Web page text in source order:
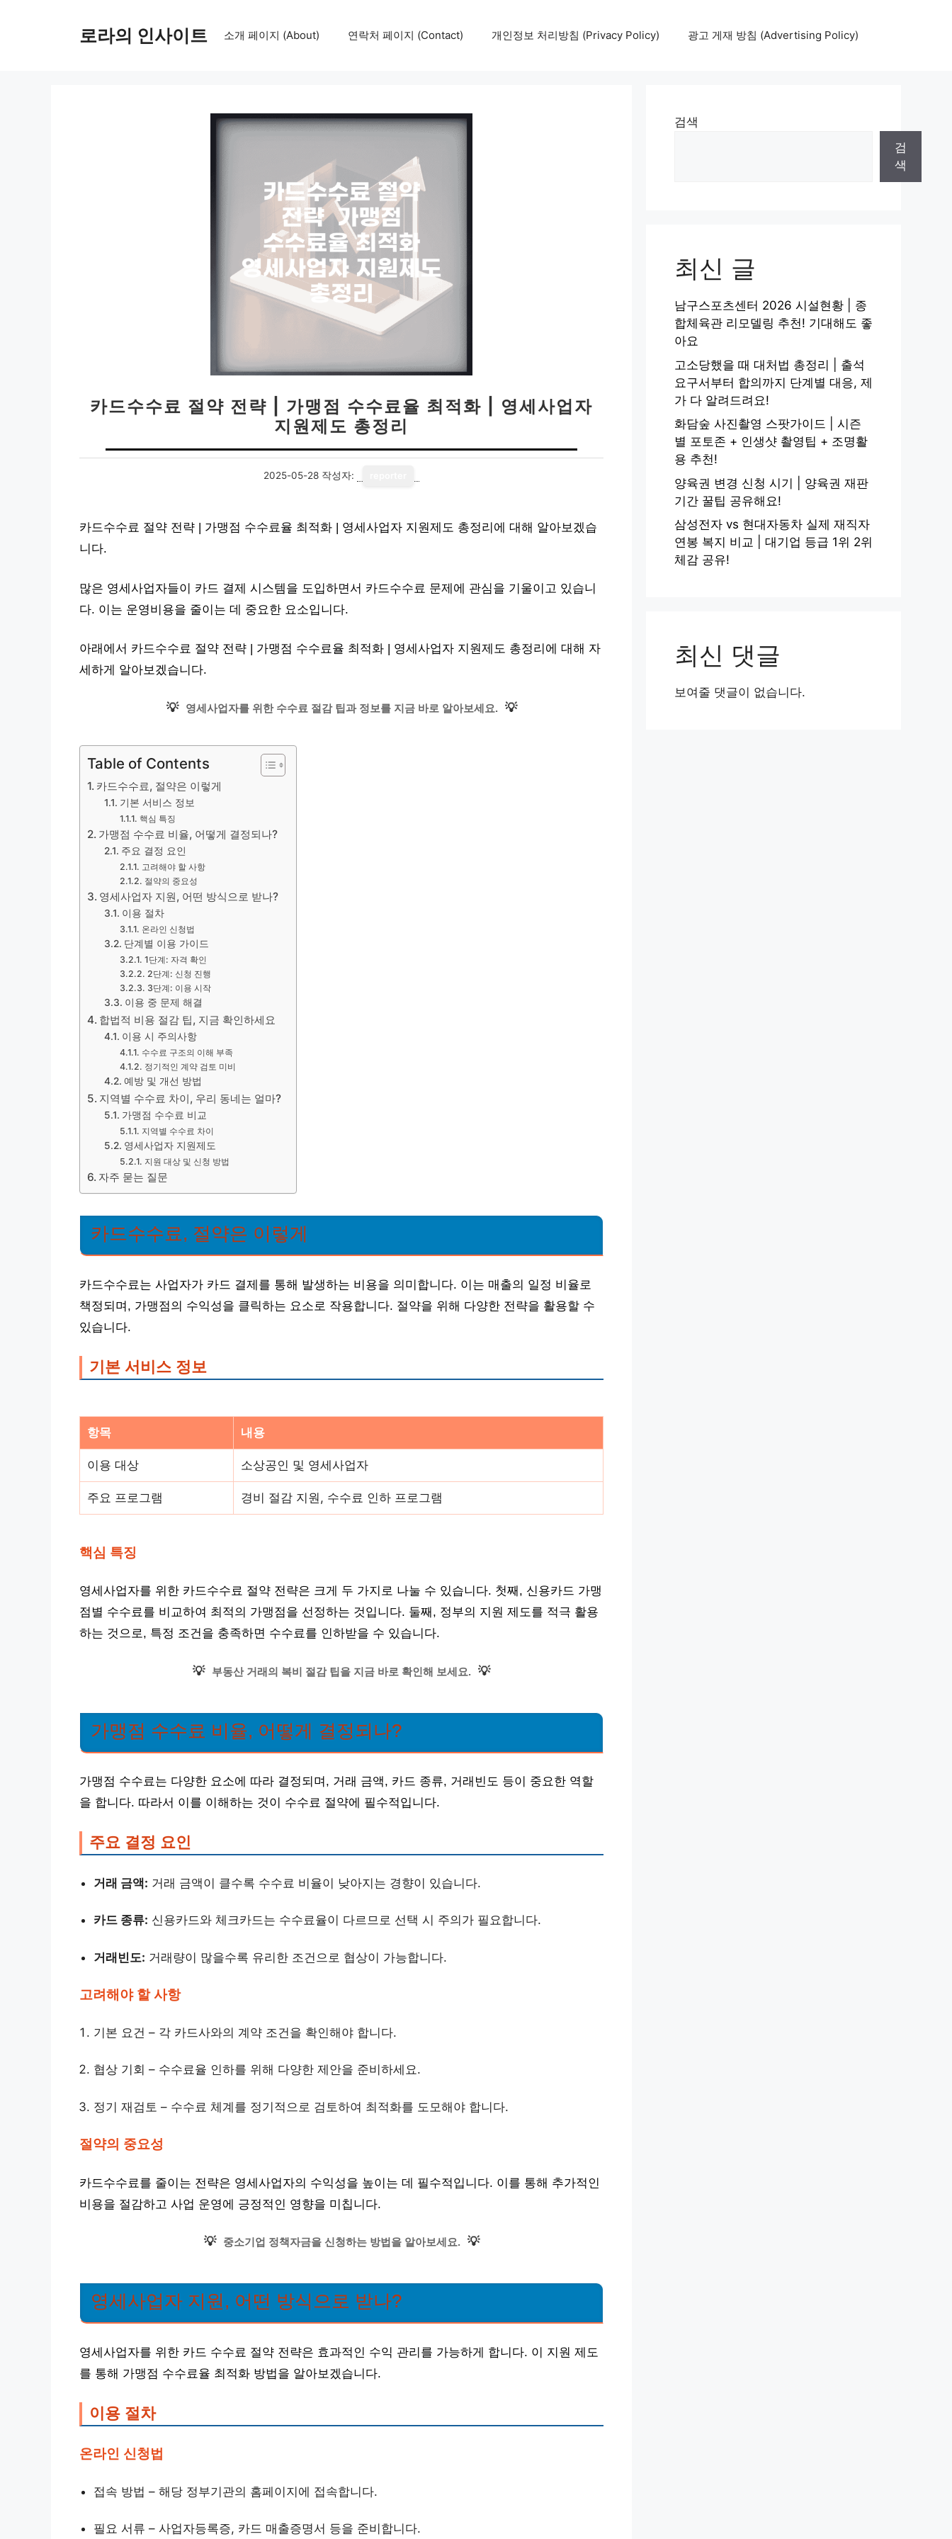
로라의 인사이트 소개 페이지 (About) 연락처 페이지 (Contact) 개인정보 처리방침 (Privacy Policy) 광고 게재 방침 (Advertising Policy)
카드수수료 절약 전략 | 가맹점 수수료율 최적화 | 영세사업자
지원제도 총정리
2025-05-28 작성자:
카드수수료 절약 전략 | 가맹점 수수료율 최적화 | 영세사업자 지원제도 총정리에 대해 알아보겠습
니다.
많은 영세사업자들이 카드 결제 시스템을 도입하면서 카드수수료 문제에 관심을 기울이고 있습니
다. 이는 운영비용을 줄이는 데 중요한 요소입니다.
아래에서 카드수수료 절약 전략 | 가맹점 수수료율 최적화 | 영세사업자 지원제도 총정리에 대해 자
세하게 알아보겠습니다.
💡 영세사업자를 위한 수수료 절감 팁과 정보를 지금 바로 알아보세요. 💡
Table of Contents
카드수수료, 절약은 이렇게
기본 서비스 정보
핵심 특징
가맹점 수수료 비율, 어떻게 결정되나?
주요 결정 요인
고려해야 할 사항
절약의 중요성
영세사업자 지원, 어떤 방식으로 받나?
이용 절차
온라인 신청법
단계별 이용 가이드
1단계: 자격 확인
2단계: 신청 진행
3단계: 이용 시작
이용 중 문제 해결
합법적 비용 절감 팁, 지금 확인하세요
이용 시 주의사항
수수료 구조의 이해 부족
정기적인 계약 검토 미비
예방 및 개선 방법
지역별 수수료 차이, 우리 동네는 얼마?
가맹점 수수료 비교
지역별 수수료 차이
영세사업자 지원제도
지원 대상 및 신청 방법
자주 묻는 질문
카드수수료, 절약은 이렇게
카드수수료는 사업자가 카드 결제를 통해 발생하는 비용을 의미합니다. 이는 매출의 일정 비율로
책정되며, 가맹점의 수익성을 클릭하는 요소로 작용합니다. 절약을 위해 다양한 전략을 활용할 수
있습니다.
기본 서비스 정보
항목 내용
이용 대상 소상공인 및 영세사업자
주요 프로그램 경비 절감 지원, 수수료 인하 프로그램
핵심 특징
영세사업자를 위한 카드수수료 절약 전략은 크게 두 가지로 나눌 수 있습니다. 첫째, 신용카드 가맹
점별 수수료를 비교하여 최적의 가맹점을 선정하는 것입니다. 둘째, 정부의 지원 제도를 적극 활용
하는 것으로, 특정 조건을 충족하면 수수료를 인하받을 수 있습니다.
💡 부동산 거래의 복비 절감 팁을 지금 바로 확인해 보세요. 💡
가맹점 수수료 비율, 어떻게 결정되나?
가맹점 수수료는 다양한 요소에 따라 결정되며, 거래 금액, 카드 종류, 거래빈도 등이 중요한 역할
을 합니다. 따라서 이를 이해하는 것이 수수료 절약에 필수적입니다.
주요 결정 요인
거래 금액: 거래 금액이 클수록 수수료 비율이 낮아지는 경향이 있습니다.
카드 종류: 신용카드와 체크카드는 수수료율이 다르므로 선택 시 주의가 필요합니다.
거래빈도: 거래량이 많을수록 유리한 조건으로 협상이 가능합니다.
고려해야 할 사항
기본 요건 – 각 카드사와의 계약 조건을 확인해야 합니다.
협상 기회 – 수수료율 인하를 위해 다양한 제안을 준비하세요.
정기 재검토 – 수수료 체계를 정기적으로 검토하여 최적화를 도모해야 합니다.
절약의 중요성
카드수수료를 줄이는 전략은 영세사업자의 수익성을 높이는 데 필수적입니다. 이를 통해 추가적인
비용을 절감하고 사업 운영에 긍정적인 영향을 미칩니다.
💡 중소기업 정책자금을 신청하는 방법을 알아보세요. 💡
영세사업자 지원, 어떤 방식으로 받나?
영세사업자를 위한 카드 수수료 절약 전략은 효과적인 수익 관리를 가능하게 합니다. 이 지원 제도
를 통해 가맹점 수수료율 최적화 방법을 알아보겠습니다.
이용 절차
온라인 신청법
접속 방법 – 해당 정부기관의 홈페이지에 접속합니다.
필요 서류 – 사업자등록증, 카드 매출증명서 등을 준비합니다.
검색
검
색
최신 글
남구스포츠센터 2026 시설현황 | 종
합체육관 리모델링 추천! 기대해도 좋
아요
고소당했을 때 대처법 총정리 | 출석
요구서부터 합의까지 단계별 대응, 제
가 다 알려드려요!
화담숲 사진촬영 스팟가이드 | 시즌
별 포토존 + 인생샷 촬영팁 + 조명활
용 추천!
양육권 변경 신청 시기 | 양육권 재판
기간 꿀팁 공유해요!
삼성전자 vs 현대자동차 실제 재직자
연봉 복지 비교 | 대기업 등급 1위 2위
체감 공유!
최신 댓글
보여줄 댓글이 없습니다.